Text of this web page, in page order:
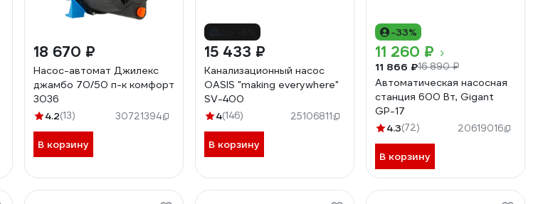
18 670 ₽
Насос-автомат Джилекс
джамбо 70/50 п-к комфорт
3036
4.2(13) 30721394
В корзину
15 433 ₽
Канализационный насос
OASIS "making everywhere"
SV-400
4(146) 25106811
В корзину
-33%
11 260 ₽
11 866 ₽16 890 ₽
Автоматическая насосная
станция 600 Вт, Gigant
GP-17
4.3(72) 20619016
В корзину